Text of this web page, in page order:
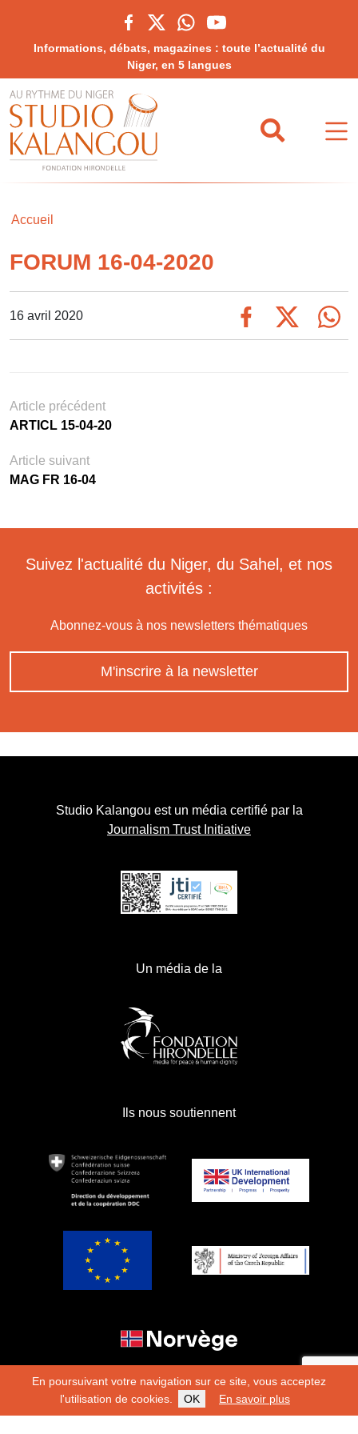
En poursuivant votre navigation sur ce site, vous acceptez
l'utilisation de cookies.
OK En savoir plus
Informations, débats, magazines : toute l’actualité du
Niger, en 5 langues
Accueil
FORUM 16-04-2020
16 avril 2020
Article précédent
ARTICL 15-04-20
Article suivant
MAG FR 16-04
Suivez l'actualité du Niger, du Sahel, et nos
activités :
Abonnez-vous à nos newsletters thématiques
M'inscrire à la newsletter
Studio Kalangou est un média certifié par la
Journalism Trust Initiative
Un média de la
Ils nous soutiennent